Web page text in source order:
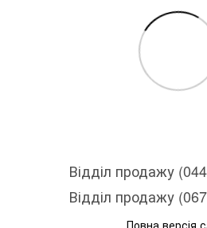
Відділ продажу
Відділ продажу